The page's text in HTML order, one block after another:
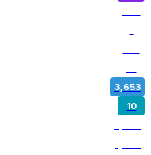
3,653
10